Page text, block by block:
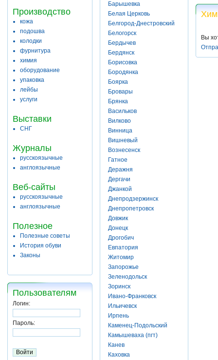
Производство
кожа
подошва
колодки
фурнитура
химия
оборудование
упаковка
лейбы
услуги
Выставки
СНГ
Журналы
русскоязычные
англоязычные
Веб-сайты
русскоязычные
англоязычные
Полезное
Полезные советы
История обуви
Законы
Пользователям
Логин:
Пароль:
Барышевка
Белая Церковь
Белгород-Днестровский
Белогорск
Бердычев
Бердянск
Борисовка
Бородянка
Боярка
Бровары
Брянка
Васильков
Вилково
Винница
Вишневый
Вознесенск
Гатное
Деражня
Дергачи
Джанкой
Днепродзержинск
Днепропетровск
Довжик
Донецк
Дрогобич
Евпатория
Житомир
Запорожье
Зеленодольск
Зоринск
Ивано-Франковск
Ильичевск
Ирпень
Каменец-Подольский
Камышеваха (пгт)
Канев
Каховка
Вы